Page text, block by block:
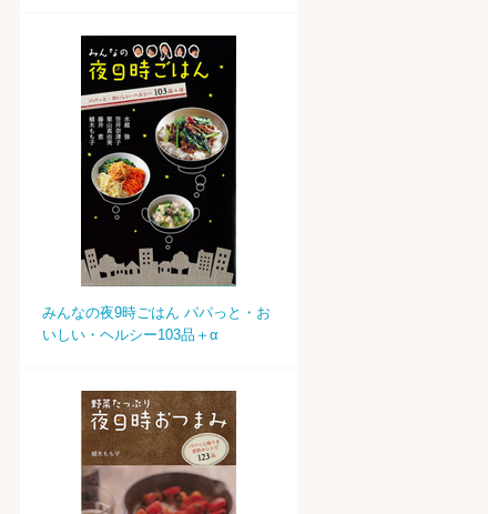
みんなの夜9時ごはん パパっと・お
いしい・ヘルシー103品＋α